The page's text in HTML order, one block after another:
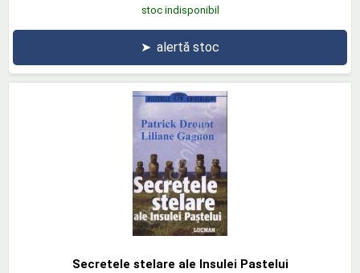
stoc indisponibil
➤ alertă stoc
Secretele stelare ale Insulei Pastelui